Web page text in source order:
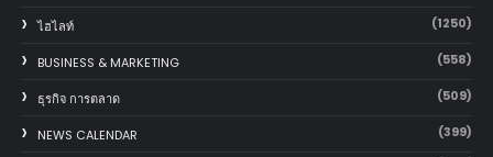
ไฮไลท์ (1250)
BUSINESS & MARKETING (558)
ธุรกิจ การตลาด (509)
NEWS CALENDAR (399)